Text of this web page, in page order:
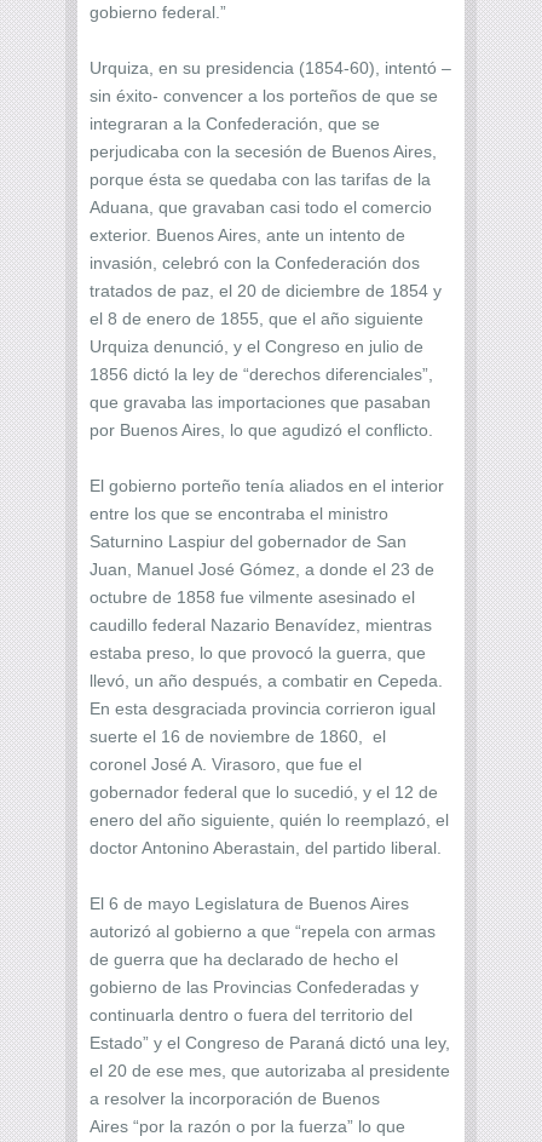
gobierno federal.”
Urquiza, en su presidencia (1854-60), intentó –
sin éxito- convencer a los porteños de que se
integraran a la Confederación, que se
perjudicaba con la secesión de Buenos Aires,
porque ésta se quedaba con las tarifas de la
Aduana, que gravaban casi todo el comercio
exterior. Buenos Aires, ante un intento de
invasión, celebró con la Confederación dos
tratados de paz, el 20 de diciembre de 1854 y
el 8 de enero de 1855, que el año siguiente
Urquiza denunció, y el Congreso en julio de
1856 dictó la ley de “derechos diferenciales”,
que gravaba las importaciones que pasaban
por Buenos Aires, lo que agudizó el conflicto.
El gobierno porteño tenía aliados en el interior
entre los que se encontraba el ministro
Saturnino Laspiur del gobernador de San
Juan, Manuel José Gómez, a donde el 23 de
octubre de 1858 fue vilmente asesinado el
caudillo federal Nazario Benavídez, mientras
estaba preso, lo que provocó la guerra, que
llevó, un año después, a combatir en Cepeda.
En esta desgraciada provincia corrieron igual
suerte el 16 de noviembre de 1860, el
coronel José A. Virasoro, que fue el
gobernador federal que lo sucedió, y el 12 de
enero del año siguiente, quién lo reemplazó, el
doctor Antonino Aberastain, del partido liberal.
El 6 de mayo Legislatura de Buenos Aires
autorizó al gobierno a que “repela con armas
de guerra que ha declarado de hecho el
gobierno de las Provincias Confederadas y
continuarla dentro o fuera del territorio del
Estado” y el Congreso de Paraná dictó una ley,
el 20 de ese mes, que autorizaba al presidente
a resolver la incorporación de Buenos
Aires “por la razón o por la fuerza” lo que